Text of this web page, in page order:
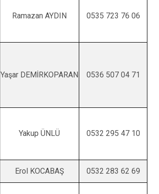
Ramazan AYDIN 0535 723 76 06
Yaşar DEMİRKOPARAN 0536 507 04 71
Yakup ÜNLÜ 0532 295 47 10
Erol KOCABAŞ 0532 283 62 69